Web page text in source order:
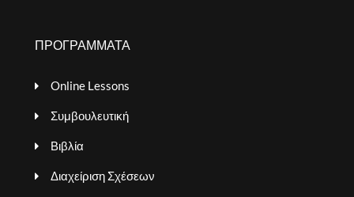
ΠΡΟΓΡΑΜΜΑΤΑ
Online Lessons
Συμβουλευτική
Βιβλία
Διαχείριση Σχέσεων